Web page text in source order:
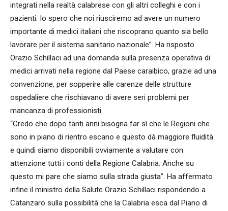
integrati nella realtà calabrese con gli altri colleghi e con i
pazienti. Io spero che noi riusciremo ad avere un numero
importante di medici italiani che riscoprano quanto sia bello
lavorare per il sistema sanitario nazionale”. Ha risposto
Orazio Schillaci ad una domanda sulla presenza operativa di
medici arrivati nella regione dal Paese caraibico, grazie ad una
convenzione, per sopperire alle carenze delle strutture
ospedaliere che rischiavano di avere seri problemi per
mancanza di professionisti.
“Credo che dopo tanti anni bisogna far sì che le Regioni che
sono in piano di rientro escano e questo dà maggiore fluidità
e quindi siamo disponibili ovviamente a valutare con
attenzione tutti i conti della Regione Calabria. Anche su
questo mi pare che siamo sulla strada giusta”. Ha affermato
infine il ministro della Salute Orazio Schillaci rispondendo a
Catanzaro sulla possibilità che la Calabria esca dal Piano di